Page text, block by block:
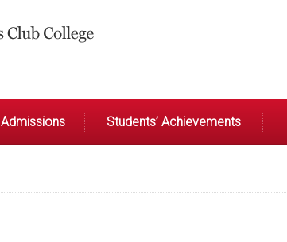
Admissions Students’ Achievements